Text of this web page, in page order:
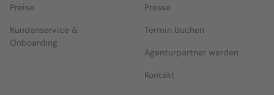
Preise
Kundenservice &
Onboarding
Presse
Termin buchen
Agenturpartner werden
Kontakt